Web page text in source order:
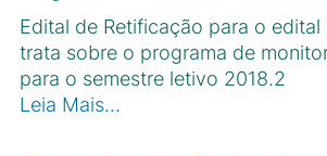
Edital de Retificação para o edital
trata sobre o programa de
para o semestre letivo 2018.2
Leia Mais…